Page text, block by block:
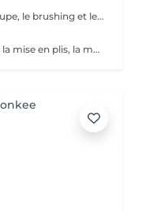
Le Forfait Coupe / Brushing inclus la coupe, le brushing et le shampoing. Le prix pourra varier en fonction de la longueur des cheveux. Pour tout renseignement complémentaire, n'hésitez pas à nous appeler.
Le Forfait Mise en Plis + Brushing inclus la mise en plis, la mousse et le shampoing. Le prix pourra varier en fonction de la longueur des cheveux. Pour tout renseignement complémentaire, n'hésitez pas à nous appeler.